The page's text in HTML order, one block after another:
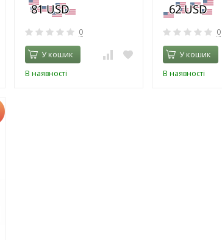
0
У кошик
В наявності
0
У кошик
В наявності